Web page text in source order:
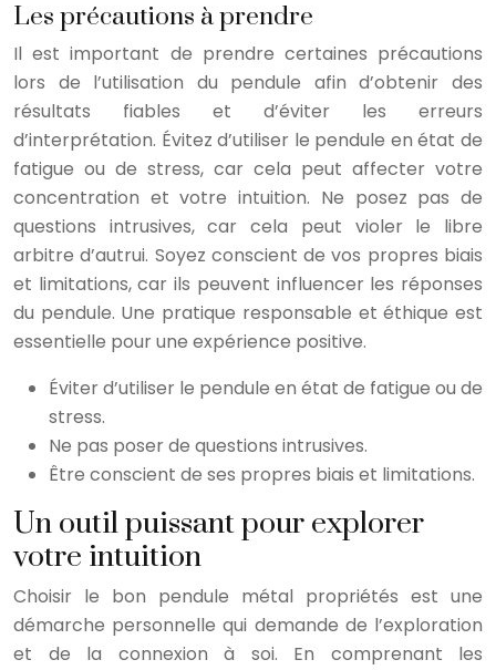
Les précautions à prendre
Il est important de prendre certaines précautions
lors de l’utilisation du pendule afin d’obtenir des
résultats fiables et d’éviter les erreurs
d’interprétation. Évitez d’utiliser le pendule en état de
fatigue ou de stress, car cela peut affecter votre
concentration et votre intuition. Ne posez pas de
questions intrusives, car cela peut violer le libre
arbitre d’autrui. Soyez conscient de vos propres biais
et limitations, car ils peuvent influencer les réponses
du pendule. Une pratique responsable et éthique est
essentielle pour une expérience positive.
Éviter d’utiliser le pendule en état de fatigue ou de
stress.
Ne pas poser de questions intrusives.
Être conscient de ses propres biais et limitations.
Un outil puissant pour explorer
votre intuition
Choisir le bon pendule métal propriétés est une
démarche personnelle qui demande de l’exploration
et de la connexion à soi. En comprenant les